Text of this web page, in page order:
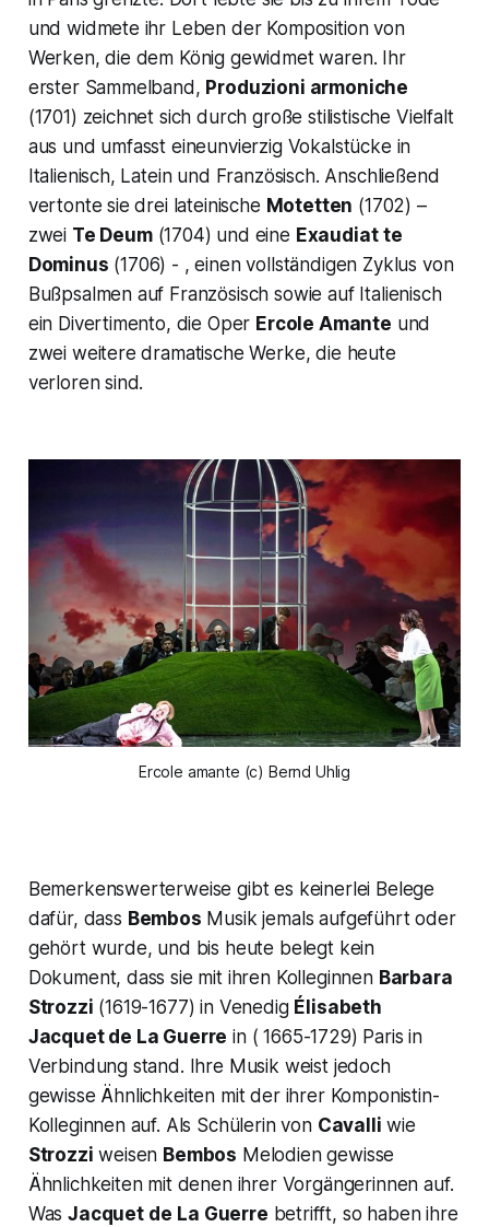
und widmete ihr Leben der Komposition von
Werken, die dem König gewidmet waren. Ihr
erster Sammelband, Produzioni armoniche
(1701) zeichnet sich durch große stilistische Vielfalt
aus und umfasst eineunvierzig Vokalstücke in
Italienisch, Latein und Französisch. Anschließend
vertonte sie drei lateinische Motetten (1702) –
zwei Te Deum(1704) und eine Exaudiat te
Dominus (1706) - , einen vollständigen Zyklus von
Bußpsalmen auf Französisch sowie auf Italienisch
ein Divertimento, die Oper Ercole Amante und
zwei weitere dramatische Werke, die heute
verloren sind.
Ercole amante (c) Bernd Uhlig
Bemerkenswerterweise gibt es keinerlei Belege
dafür, dass Bembos Musik jemals aufgeführt oder
gehört wurde, und bis heute belegt kein
Dokument, dass sie mit ihren Kolleginnen Barbara
Strozzi (1619-1677) in Venedig Élisabeth
Jacquet de La Guerre in ( 1665-1729) Paris in
Verbindung stand. Ihre Musik weist jedoch
gewisse Ähnlichkeiten mit der ihrer Komponistin-
Kolleginnen auf. Als Schülerin von Cavalli wie
Strozzi weisen Bembos Melodien gewisse
Ähnlichkeiten mit denen ihrer Vorgängerinnen auf.
WasJacquet de La Guerre betrifft, so haben ihre